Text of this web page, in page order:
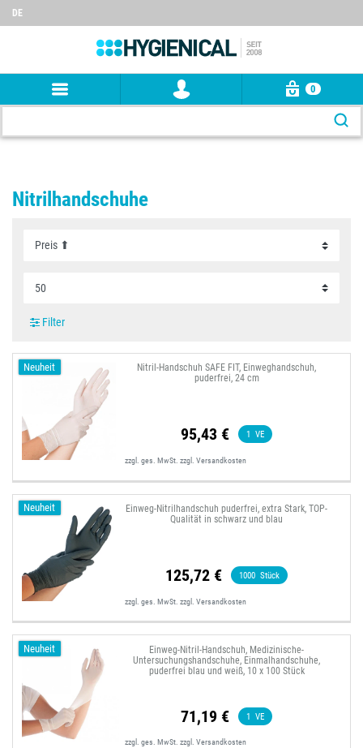
DE
0
Nitrilhandschuhe
Filter
Neuheit
Nitril-Handschuh SAFE FIT, Einweghandschuh,
puderfrei, 24 cm
95,43 € 1 VE
zzgl. ges. MwSt. zzgl.Versandkosten
Neuheit
Einweg-Nitrilhandschuh puderfrei, extra Stark, TOP-
Qualität in schwarz und blau
125,72 € 1000 Stück
zzgl. ges. MwSt. zzgl.Versandkosten
Neuheit
Einweg-Nitril-Handschuh, Medizinische-
Untersuchungshandschuhe, Einmalhandschuhe,
puderfrei blau und weiß, 10 x 100 Stück
71,19 € 1 VE
zzgl. ges. MwSt. zzgl.Versandkosten